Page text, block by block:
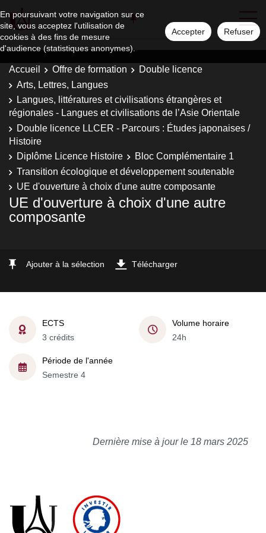
En poursuivant votre navigation sur ce
site, vous acceptez l'utilisation de
cookies à des fins de mesure
d'audience (statistiques anonymes).
Accepter Refuser
Accueil Offre de formation
Double licence
Arts, Lettres, Langues
Langues, littératures et civilisations étrangères et
régionales - Langues et civilisations de l’Asie Orientale
Double licence LLCER - Parcours : Études japonaises /
Histoire
Diplôme Licence Histoire
Bloc Complémentaire 1
Transition écologique et développement soutenable
UE d'ouverture à choix d'une autre composante
UE d'ouverture à choix d'une autre
composante
Ajouter à la sélection Télécharger
ECTS
3 crédits
Volume horaire
24h
Période de l'année
Semestre 4
Dernière mise à jour le 18 mars 2025